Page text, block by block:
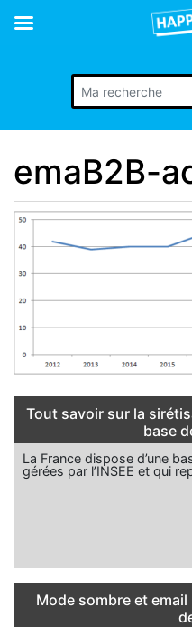
emaB2B-
Tout savoir sur la
base
La France dispose d’une
gérées par l’INSEE et qui
Mode sombre et